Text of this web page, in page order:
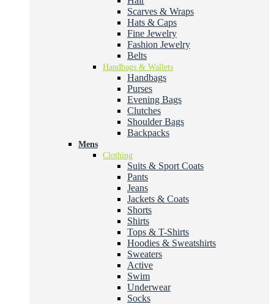
Scarves & Wraps
Hats & Caps
Fine Jewelry
Fashion Jewelry
Belts
Handbags & Wallets
Handbags
Purses
Evening Bags
Clutches
Shoulder Bags
Backpacks
Mens
Clothing
Suits & Sport Coats
Pants
Jeans
Jackets & Coats
Shorts
Shirts
Tops & T-Shirts
Hoodies & Sweatshirts
Sweaters
Active
Swim
Underwear
Socks